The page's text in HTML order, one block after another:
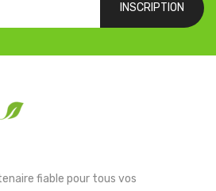
INSCRIPTION
fiable pour tous vos